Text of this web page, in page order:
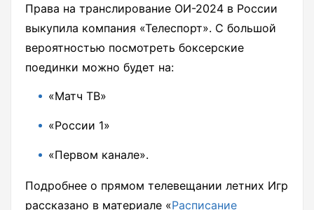
Права на транслирование ОИ-2024 в России
выкупила компания «Телеспорт». С большой
вероятностью посмотреть боксерские
поединки можно будет на:
«Матч ТВ»
«России 1»
«Первом канале».
Подробнее о прямом телевещании летних Игр
рассказано в материале «Расписание